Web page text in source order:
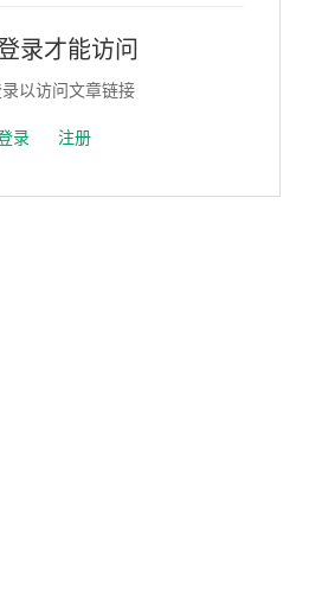
录才能访问
以访问文章链接
录 注册